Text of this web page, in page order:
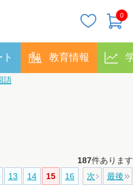
0
教育情報
語
187件あります
13 14 15 16 次 最後